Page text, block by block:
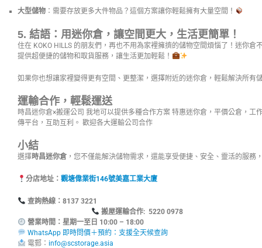
大型儲物 ：需要存放更多大件物品？這個方案讓你輕鬆擁有大量空間！
5. 結語：用迷你倉，讓空間更大，生活更簡單！
住在 KOKO HILLS 的朋友們，再也不用為家裡擁擠的儲物空間煩惱了！迷你倉
提供超便捷的儲物和取貨服務，讓生活更加輕鬆！
如果你也想讓家裡變得更有空間、更整潔，選擇附近的迷你倉，輕鬆解決所有
運輸合作，輕鬆運送
時昌迷你倉×搬運公司 我地可以提供多種合作方案 特惠迷你倉，平價公倉，工
傳平台，互助互利。 歡迎各大運輸公司合作
小結
選擇時昌迷你倉 ，您不僅能解決儲物需求，還能享受便捷、安全、靈活的服務
分店地址： 觀塘偉業街146號美嘉工業大廈
查詢熱線：
搬屋運輸合作: 5220 0978
營業時間：星期一至日 10:00 – 18:00
WhatsApp 即時問價＋預約：支援全天候查詢
電郵： info@scstorage.asia